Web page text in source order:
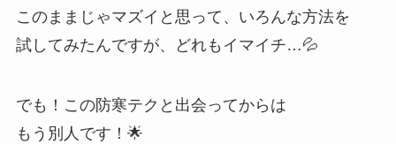
このままじゃマズイと思って、いろんな方法を
試してみたんですが、どれもイマイチ…💦
でも！この防寒テクと出会ってからは
もう別人です！🌟